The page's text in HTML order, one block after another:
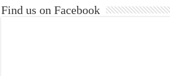
Find us on Facebook